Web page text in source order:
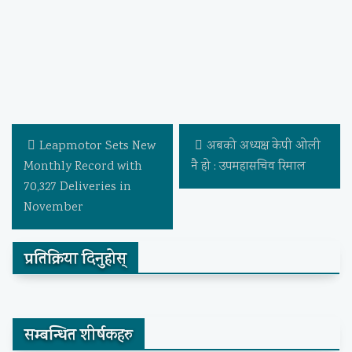
Leapmotor Sets New
Monthly Record with
70,327 Deliveries in
November
अबको अध्यक्ष केपी ओली
नै हो : उपमहासचिव रिमाल
प्रतिक्रिया दिनुहोस्
सम्बन्धित शीर्षकहरु